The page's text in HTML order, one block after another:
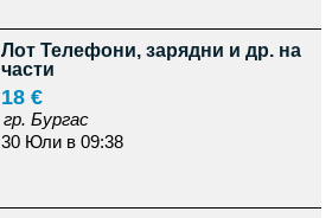
Лот Телефони, зарядни и др. на
части
18 €
гр. Бургас
30 Юли в 09:38